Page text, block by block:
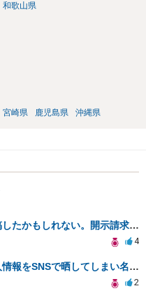
和歌山県
宮崎県 鹿児島県 沖縄県
誹謗中傷に当たる内容を投稿したかもしれない。開示請求や民事刑事裁判に発展しうるのか教えて欲しい。
4
当方の腹いせで相手方の個人情報をSNSで晒してしまい名誉毀損させてしまったかもしれない
2